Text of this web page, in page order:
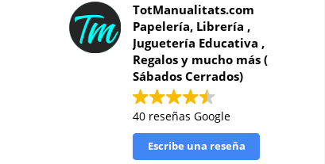
TotManualitats.com
Papelería, Librería ,
Juguetería Educativa ,
Regalos y mucho más (
Sábados Cerrados)
40 reseñas Google
Escribe una reseña